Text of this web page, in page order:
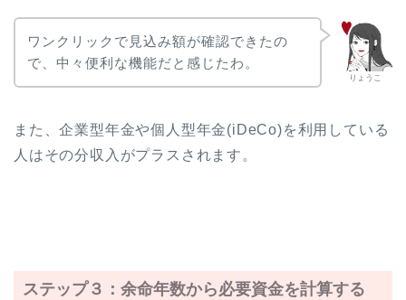
りょうこ
ワンクリックで見込み額が確認できたの
で、中々便利な機能だと感じたわ。
また、企業型年金や個人型年金(iDeCo)を利用している
人はその分収入がプラスされます。
ステップ３：余命年数から必要資金を計算する